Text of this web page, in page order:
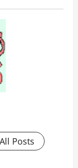
Posts